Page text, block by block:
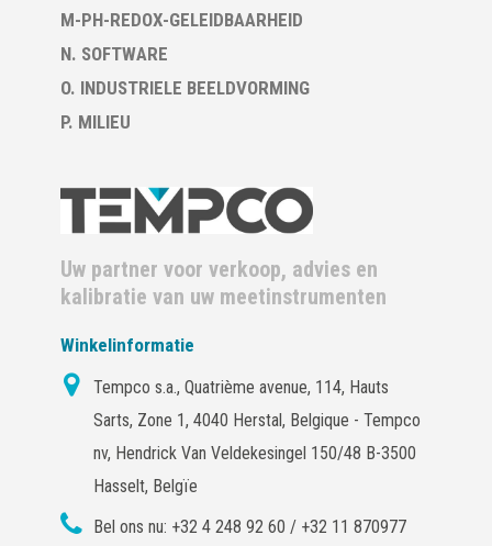
M-PH-REDOX-GELEIDBAARHEID
N. SOFTWARE
O. INDUSTRIELE BEELDVORMING
P. MILIEU
Uw partner voor verkoop, advies en
kalibratie van uw meetinstrumenten
Winkelinformatie
Tempco s.a., Quatrième avenue, 114, Hauts
Sarts, Zone 1, 4040 Herstal, Belgique - Tempco
nv, Hendrick Van Veldekesingel 150/48 B-3500
Hasselt, Belgïe
Bel ons nu: +32 4 248 92 60 / +32 11 870977